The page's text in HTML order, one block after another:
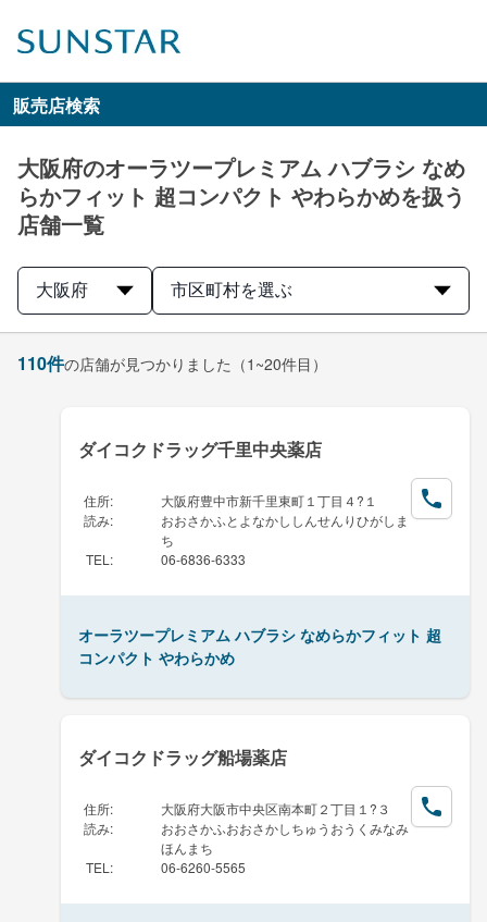
販売店検索
大阪府のオーラツープレミアム ハブラシ なめ
らかフィット 超コンパクト やわらかめを扱う
店舗一覧
大阪府 市区町村を選ぶ
110件の店舗が見つかりました （1~20件目）
ダイコクドラッグ千里中央薬店
住所:
大阪府豊中市新千里東町１丁目４?１
読み:
おおさかふとよなかししんせんりひがしま
ち
TEL : 06-6836-6333
オーラツープレミアム ハブラシ なめらかフィット 超
コンパクト やわらかめ
ダイコクドラッグ船場薬店
住所:
大阪府大阪市中央区南本町２丁目１?３
読み:
おおさかふおおさかしちゅうおうくみなみ
ほんまち
TEL : 06-6260-5565